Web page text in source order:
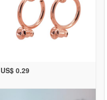
US$ 0.29